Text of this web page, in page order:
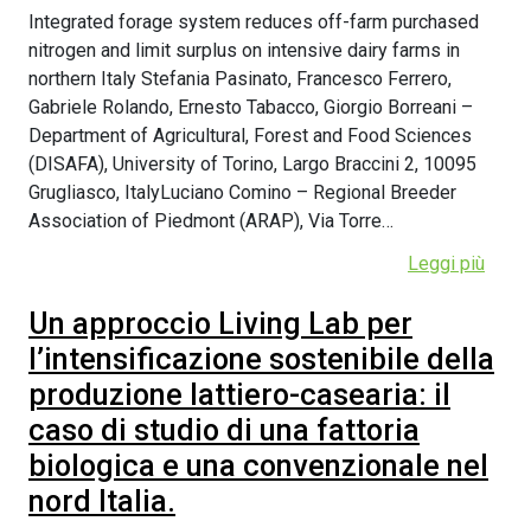
Integrated forage system reduces off-farm purchased
nitrogen and limit surplus on intensive dairy farms in
northern Italy Stefania Pasinato, Francesco Ferrero,
Gabriele Rolando, Ernesto Tabacco, Giorgio Borreani –
Department of Agricultural, Forest and Food Sciences
(DISAFA), University of Torino, Largo Braccini 2, 10095
Grugliasco, ItalyLuciano Comino – Regional Breeder
Association of Piedmont (ARAP), Via Torre…
Leggi più
Un approccio Living Lab per
l’intensificazione sostenibile della
produzione lattiero-casearia: il
caso di studio di una fattoria
biologica e una convenzionale nel
nord Italia.